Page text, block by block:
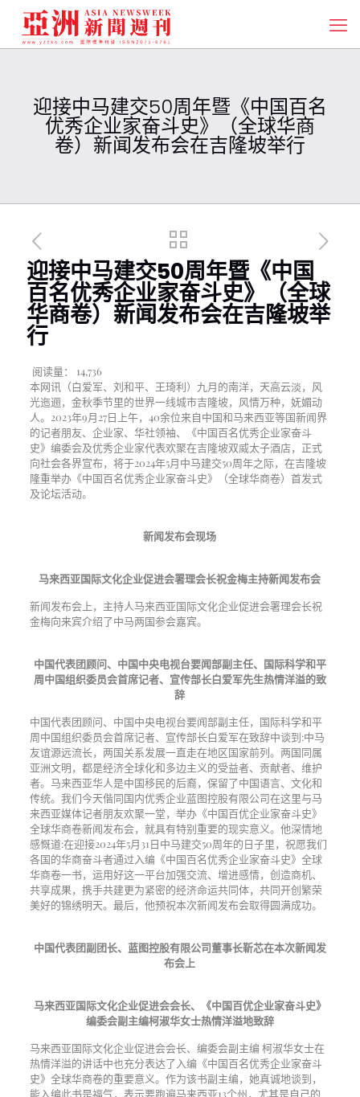
迎接中马建交50周年暨《中国百名
优秀企业家奋斗史》（全球华商
卷）新闻发布会在吉隆坡举行
迎接中马建交50周年暨《中国
百名优秀企业家奋斗史》（全球
华商卷）新闻发布会在吉隆坡举
行
阅读量：
14,736
本网讯（白爱军、刘和平、王琦利）九月的南洋，天高云淡，风
光迤逦，金秋季节里的世界一线城市吉隆坡，风情万种，妩媚动
人。2023年9月27日上午，40余位来自中国和马来西亚等国新闻界
的记者朋友、企业家、华社领袖、《中国百名优秀企业家奋斗
史》编委会及优秀企业家代表欢聚在吉隆坡双威太子酒店，正式
向社会各界宣布，将于2024年5月中马建交50周年之际，在吉隆坡
隆重举办《中国百名优秀企业家奋斗史》（全球华商卷）首发式
及论坛活动。
新闻发布会现场
马来西亚国际文化企业促进会署理会长祝金梅主持新闻发布会
新闻发布会上，主持人马来西亚国际文化企业促进会署理会长祝
金梅向来宾介绍了中马两国参会嘉宾。
中国代表团顾问、中国中央电视台要闻部副主任、国际科学和平
周中国组织委员会首席记者、宣传部长白爱军先生热情洋溢的致
辞
中国代表团顾问、中国中央电视台要闻部副主任，国际科学和平
周中国组织委员会首席记者、宣传部长白爱军在致辞中谈到:中马
友谊源远流长，两国关系发展一直走在地区国家前列。两国同属
亚洲文明，都是经济全球化和多边主义的受益者、贡献者、维护
者。马来西亚华人是中国移民的后裔，保留了中国语言、文化和
传统。我们今天偕同国内优秀企业蓝图控股有限公司在这里与马
来西亚媒体记者朋友欢聚一堂，举办《中国百优企业家奋斗史》
全球华商卷新闻发布会，就具有特别重要的现实意义。他深情地
感慨道:在迎接2024年5月31日中马建交50周年的日子里，祝愿我们
各国的华商奋斗者通过入编《中国百名优秀企业家奋斗史》全球
华商卷一书，运用好这一平台加强交流、增进感情，创造商机、
共享成果，携手共建更为紧密的经济命运共同体，共同开创繁荣
美好的锦绣明天。最后，他预祝本次新闻发布会取得圆满成功。
中国代表团副团长、蓝图控股有限公司董事长靳芯在本次新闻发
布会上
马来西亚国际文化企业促进会会长、《中国百优企业家奋斗史》
编委会副主编柯淑华女士热情洋溢地致辞
马来西亚国际文化企业促进会会长、编委会副主编 柯淑华女士在
热情洋溢的讲话中也充分表达了入编《中国百名优秀企业家奋斗
史》全球华商卷的重要意义。作为该书副主编，她真诚地谈到，
能入编此书是福气，表示要跑遍马来西亚13个州，尤其是自己的